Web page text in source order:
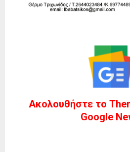
Ακολουθήστε το
Google